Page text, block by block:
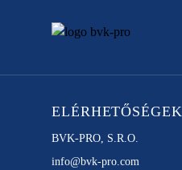
ELÉRHETŐSÉGEK
BVK-PRO, S.R.O.
info@bvk-pro.com